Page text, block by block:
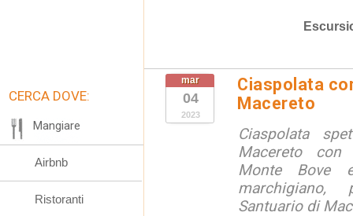
mar
04
2023
Ciaspolata
Macereto
Ciaspolata
Macereto
Monte Bove
marchigiano,
Santuario di
CERCA DOVE:
Mangiare
Airbnb
Ristoranti